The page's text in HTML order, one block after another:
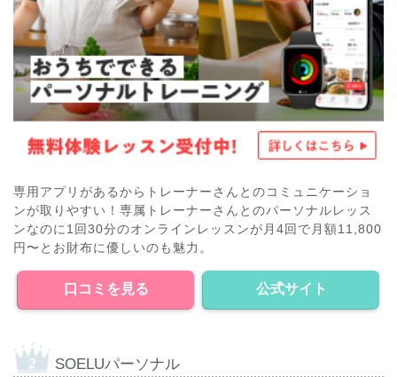
専用アプリがあるからトレーナーさんとのコミュニケーショ
ンが取りやすい！専属トレーナーさんとのパーソナルレッス
ンなのに1回30分のオンラインレッスンが月4回で月額11,800
円〜とお財布に優しいのも魅力。
口コミを見る 公式サイト
SOELUパーソナル